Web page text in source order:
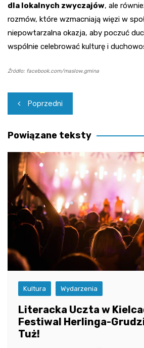
dla lokalnych zwyczajów, ale
rozmów, które wzmacniają więzi w
niepowtarzalna okazja, aby poczuć
wspólnie celebrować kulturę i
Źródło: facebook.com/maslow.gmina
Nawigacja
wpisu
Poprzedni
Powiązane teksty
Kultura Wydarzenia
Literacka Uczta w
Festiwal Herlinga-
Tuż!